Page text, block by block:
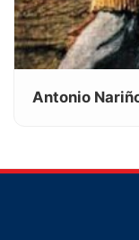
Antonio